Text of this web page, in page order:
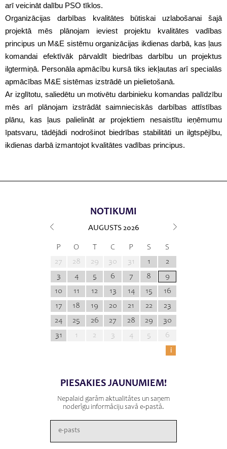
arī veicināt dalību PSO tīklos.
Organizācijas darbības kvalitātes būtiskai uzlabošanai šajā
projektā mēs plānojam ieviest projektu kvalitātes vadības
principus un M&E sistēmu organizācijas ikdienas darbā, kas ļaus
komandai efektīvāk pārvaldīt biedrības darbību un projektus
ilgtermiņā. Personāla apmācību kursā tiks iekļautas arī specialās
apmācības M&E sistēmas izstrādē un pielietošanā.
Ar izglītotu, saliedētu un motivētu darbinieku komandas palīdzību
mēs arī plānojam izstrādāt saimnieciskās darbības attīstības
plānu, kas ļaus palielināt ar projektiem nesaistītu ieņēmumu
īpatsvaru, tādējādi nodrošinot biedrības stabilitāti un ilgtspējību,
ikdienas darbā izmantojot kvalitātes vadības principus.
NOTIKUMI
AUGUSTS 2026
P O T C P S
S
27
28 29 30 31 1
2
3
4 5 6 7 8
9
10
11 12 13 14 15
16
17
18 19 20 21 22
23
24
25 26 27 28 29
30
31
1 2 3 4 5
6
i
PIESAKIES JAUNUMIEM!
Nepalaid garām aktualitātes un saņem
noderīgu informāciju savā e-pastā.